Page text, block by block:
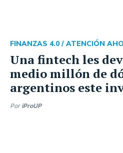
Una fintech les
medio millón de
argentinos este
FINANZAS 4.0 / ATENCIÓN
Por iProUP